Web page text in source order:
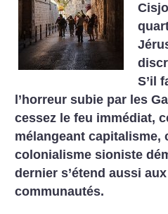
S’il
l’horreur subie par les
cessez le feu immédiat,
mélangeant capitalisme,
colonialisme sioniste
dernier s’étend aussi
communautés.